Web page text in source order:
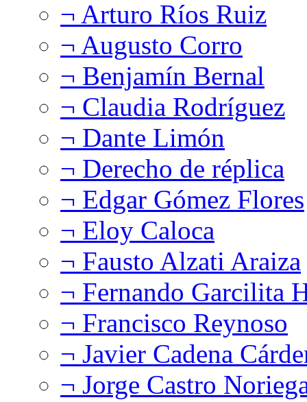
¬ Arturo Ríos Ruiz
¬ Augusto Corro
¬ Benjamín Bernal
¬ Claudia Rodríguez
¬ Dante Limón
¬ Derecho de réplica
¬ Edgar Gómez Flores
¬ Eloy Caloca
¬ Fausto Alzati Araiza
¬ Fernando Garcilita
¬ Francisco Reynoso
¬ Javier Cadena
¬ Jorge Castro